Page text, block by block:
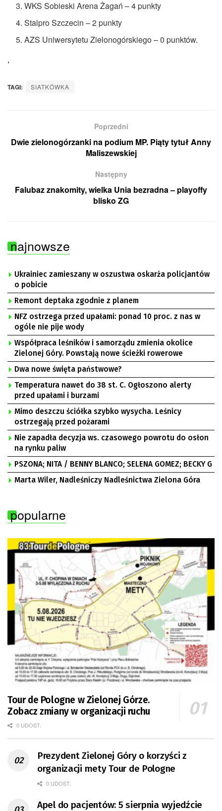
WKS Sobieski Arena Żagań – 4 punkty
Stalpro Szczecin – 2 punkty
AZS Uniwersytetu Zielonogórskiego – 0 punktów.
’
TAGI: SIATKÓWKA
Poprzedni
Dwie zielonogórzanki na podium MP. Piąty tytuł Anny
Maliszewskiej
Następny
Falubaz znakomity, wielka Unia bezradna – playoffy
blisko ZG
najnowsze
Ukrainiec zamieszany w oszustwa oskarża policjantów
o pobicie
Remont deptaka zgodnie z planem
NFZ ostrzega przed upałami: ponad 10 proc. z nas w
ogóle nie pije wody
Współpraca leśników i samorządu zmienia okolice
Zielonej Góry. Powstają nowe ścieżki rowerowe
Dwa nowe święta państwowe?
Temperatura nawet do 38 st. C. Ogłoszono alerty
przed upałami i burzami
Mimo deszczu ściółka szybko wysycha. Leśnicy
ostrzegają przed pożarami
Nie zapadła decyzja ws. czasowego powrotu do osłon
na rynku paliw
PSZONA; NITA / BENNY BLANCO; SELENA GOMEZ; BECKY G
Marta Wiler, Nadleśniczy Nadleśnictwa Zielona Góra
popularne
Tour de Pologne w Zielonej Górze.
Zobacz zmiany w organizacji ruchu
0 UDOST.
Prezydent Zielonej Góry o korzyści z
organizacji mety Tour de Pologne
0 UDOST.
Apel do pacjentów: 5 sierpnia wyjedźcie